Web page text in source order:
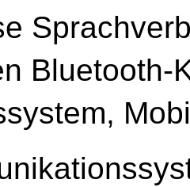
Bluetooth-